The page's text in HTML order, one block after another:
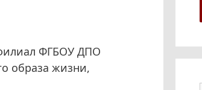
ФГБОУ ДПО
образа жизни,